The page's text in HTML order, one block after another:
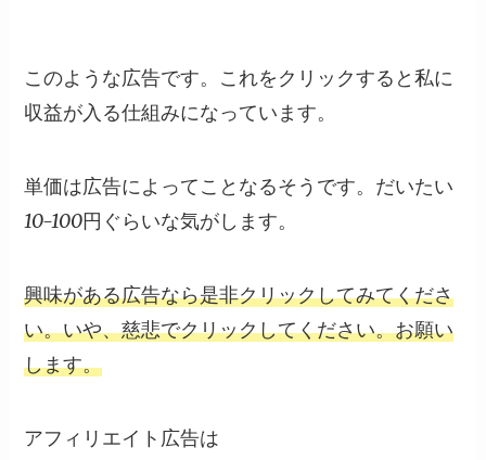
このような広告です。これをクリックすると私に
収益が入る仕組みになっています。
単価は広告によってことなるそうです。だいたい
10-100円ぐらいな気がします。
興味がある広告なら是非クリックしてみてくださ
い。いや、慈悲でクリックしてください。お願い
します。
アフィリエイト広告は